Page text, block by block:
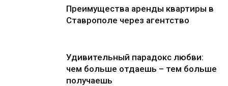
Преимущества аренды квартиры в
Ставрополе через агентство
Удивительный парадокс любви:
чем больше отдаешь – тем больше
получаешь